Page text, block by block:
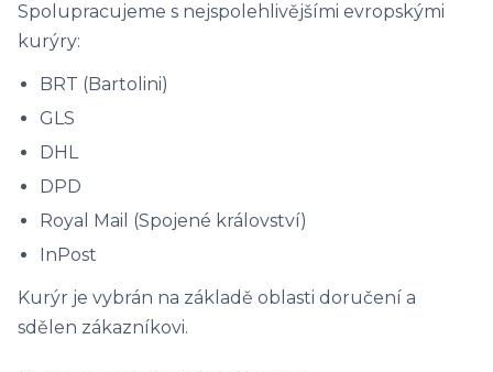
Spolupracujeme s nejspolehlivějšími evropskými
kurýry:
BRT (Bartolini)
GLS
DHL
DPD
Royal Mail (Spojené království)
InPost
Kurýr je vybrán na základě oblasti doručení a
sdělen zákazníkovi.